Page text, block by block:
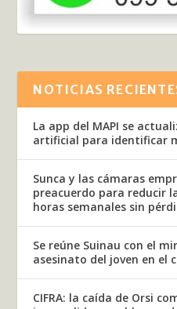
NOTICIAS
La app del MAPI se
artificial para identificar
Sunca y las cámaras
preacuerdo para reducir
horas semanales sin
Se reúne Suinau con el
asesinato del joven en el
CIFRA: la caída de Orsi